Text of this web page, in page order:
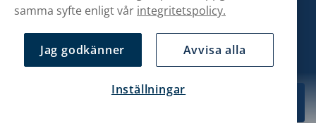
269,90 kr
samma syfte enligt vår integritetspolicy.
Jag godkänner Avvisa alla
Inställningar